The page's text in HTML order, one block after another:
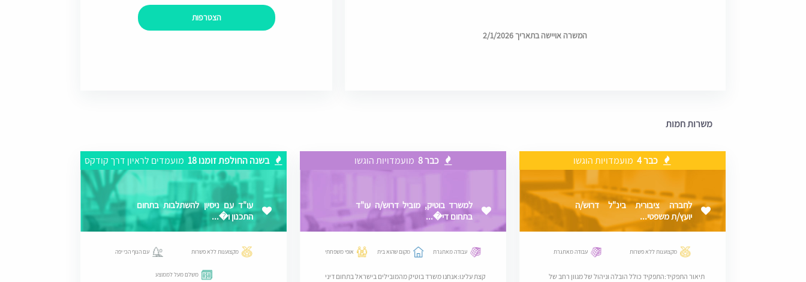
המשרה אויישה בתאריך 2/1/2026
הצטרפות
משרות חמות
כבר 4 מועמדויות הוגשו
לחברה ציבורית בינ"ל דרוש/ה
יועץ/ת משפטי...
מקצוענות ללא פשרות עבודה מאתגרת
תיאור התפקיד:התפקיד כולל הובלה וניהול של מגוון רחב של
כבר 8 מועמדויות הוגשו
למשרד בוטיק, מוביל דרוש/ה עו"ד
בתחום די�...
עבודה מאתגרת מקום שהוא בית אופי משפחתי
קצת עלינו:אנחנו משרד בוטיק מהמובילים בישראל בתחום דיני
בשנה החולפת זומנו 18 מועמדים לראיון דרך קודקס
עו"ד עם ניסיון להשתלבות בתחום
התכנון ו�...
מקצוענות ללא פשרות עם הנוף הכי יפה
משלם מעל לממוצע